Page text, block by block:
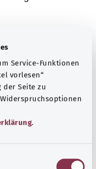
Service-Funktionen
vorlesen“
Seite zu
.